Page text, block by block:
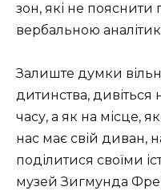
зон, які не пояснити
вербальною
Залиште думки
дитинства, дивіться
часу, а як на місце,
нас має свій диван,
поділитися своїми
музей Зигмунда